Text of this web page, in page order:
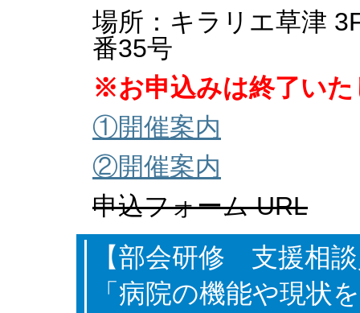
場所：キラリエ草津
番35号
※お申込みは終了いた
①開催案内
②開催案内
申込フォーム URL
【部会研修 支援相
「病院の機能や現状